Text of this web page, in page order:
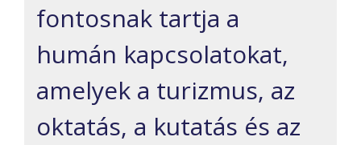
fontosnak tartja a
humán kapcsolatokat,
amelyek a turizmus, az
oktatás, a kutatás és az